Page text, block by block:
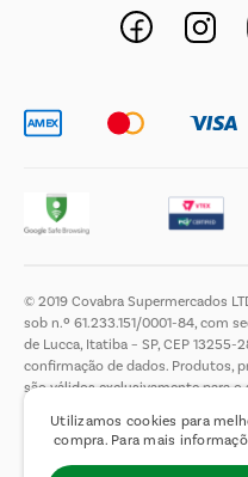
Utilizamos cookies para
compra. Para mais
Novos Fornecedores
© 2019 Covabra Supermercados
sob n.º 61.233.151/0001-84, com
de Lucca, Itatiba – SP, CEP
confirmação de dados. Produtos,
são válidos exclusivamente para
de limitar a quantidade máxima
vendemos no atacado. Fotos
entrega de bebidas alcoólicas a